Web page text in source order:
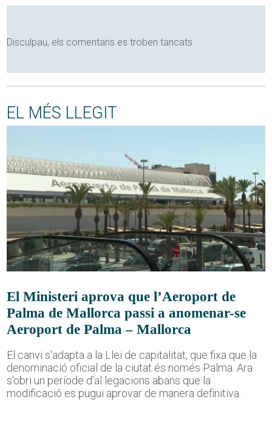
Disculpau, els comentaris es troben tancats
EL MÉS LLEGIT
El Ministeri aprova que l’Aeroport de
Palma de Mallorca passi a anomenar-se
Aeroport de Palma – Mallorca
El canvi s'adapta a la Llei de capitalitat, que fixa que la
denominació oficial de la ciutat és només Palma. Ara
s'obri un període d'al·legacions abans que la
modificació es pugui aprovar de manera definitiva.